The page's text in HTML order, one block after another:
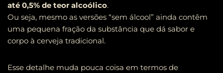
até 0,5% de teor alcoólico.
Ou seja, mesmo as versões “sem álcool” ainda contêm
uma pequena fração da substância que dá sabor e
corpo à cerveja tradicional.
Esse detalhe muda pouca coisa em termos de